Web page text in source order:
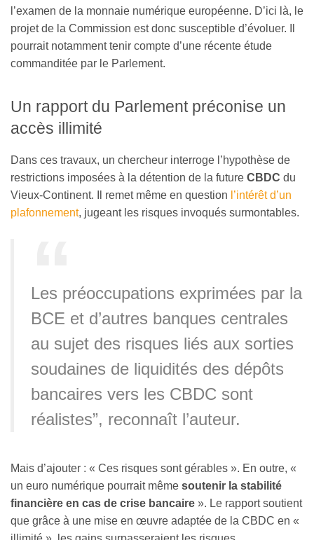
l’examen de la monnaie numérique européenne. D’ici là, le
projet de la Commission est donc susceptible d’évoluer. Il
pourrait notamment tenir compte d’une récente étude
commanditée par le Parlement.
Un rapport du Parlement préconise un
accès illimité
Dans ces travaux, un chercheur interroge l’hypothèse de
restrictions imposées à la détention de la future CBDC du
Vieux-Continent. Il remet même en question l’intérêt d’un
plafonnement, jugeant les risques invoqués surmontables.
Les préoccupations exprimées par la
BCE et d’autres banques centrales
au sujet des risques liés aux sorties
soudaines de liquidités des dépôts
bancaires vers les CBDC sont
réalistes”, reconnaît l’auteur.
Mais d’ajouter : « Ces risques sont gérables ». En outre, «
un euro numérique pourrait même soutenir la stabilité
financière en cas de crise bancaire ». Le rapport soutient
que grâce à une mise en œuvre adaptée de la CBDC en «